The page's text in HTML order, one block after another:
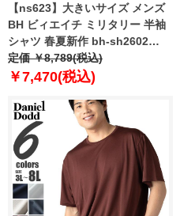
【ns623】大きいサイズ メンズ
BH ビィエイチ ミリタリー 半袖
シャツ 春夏新作 bh-sh2602
【fre】
定価 ￥8,789(税込)
￥7,470(税込)